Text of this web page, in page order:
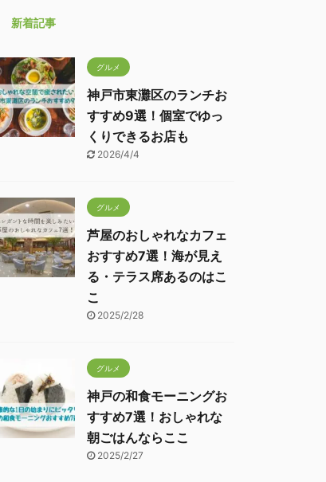
新着記事
グルメ
神戸市東灘区のランチお
すすめ9選！個室でゆっ
くりできるお店も
2026/4/4
グルメ
芦屋のおしゃれなカフェ
おすすめ7選！海が見え
る・テラス席あるのはこ
こ
2025/2/28
グルメ
神戸の和食モーニングお
すすめ7選！おしゃれな
朝ごはんならここ
2025/2/27